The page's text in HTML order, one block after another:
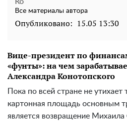
Все материалы автора
Опубликовано: 15.05 13:30
Вице-президент по
«фунты»: на чем
Александра Конотопского
Пока по всей стране не утихает
картонная площадь основным
является возвращение